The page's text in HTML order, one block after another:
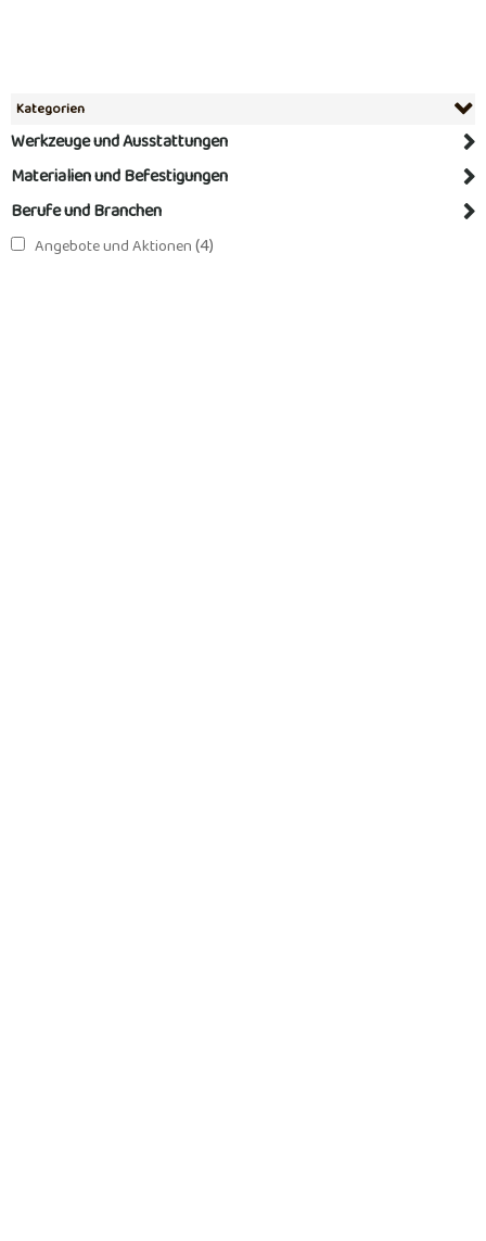
Kategorien
Werkzeuge und Ausstattungen
Materialien und Befestigungen
Berufe und Branchen
Angebote und Aktionen(4)